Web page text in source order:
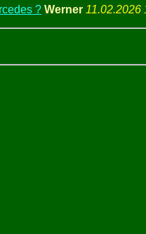
? Werner 11.02.2026